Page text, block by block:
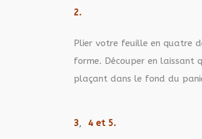
2.
Plier votre feuille en quatre
forme. Découper en laissant
plaçant dans le fond du
3, 4 et 5.